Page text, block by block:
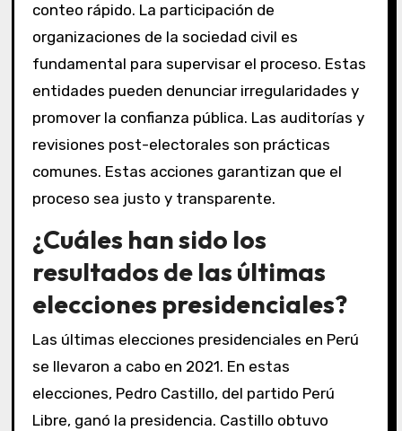
conteo rápido. La participación de
organizaciones de la sociedad civil es
fundamental para supervisar el proceso. Estas
entidades pueden denunciar irregularidades y
promover la confianza pública. Las auditorías y
revisiones post-electorales son prácticas
comunes. Estas acciones garantizan que el
proceso sea justo y transparente.
¿Cuáles han sido los
resultados de las últimas
elecciones presidenciales?
Las últimas elecciones presidenciales en Perú
se llevaron a cabo en 2021. En estas
elecciones, Pedro Castillo, del partido Perú
Libre, ganó la presidencia. Castillo obtuvo